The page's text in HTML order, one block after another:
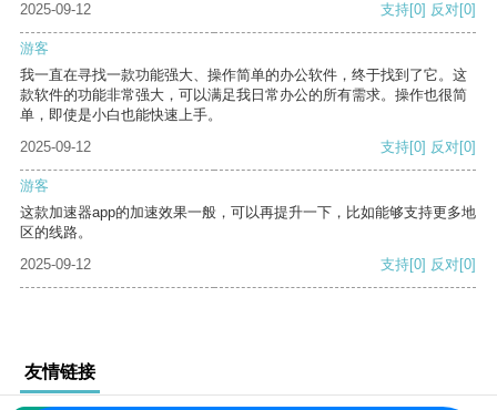
2025-09-12
支持[0] 反对[0]
游客
我一直在寻找一款功能强大、操作简单的办公软件，终于找到了它。这
款软件的功能非常强大，可以满足我日常办公的所有需求。操作也很简
单，即使是小白也能快速上手。
2025-09-12
支持[0] 反对[0]
游客
这款加速器app的加速效果一般，可以再提升一下，比如能够支持更多地
区的线路。
2025-09-12
支持[0] 反对[0]
友情链接